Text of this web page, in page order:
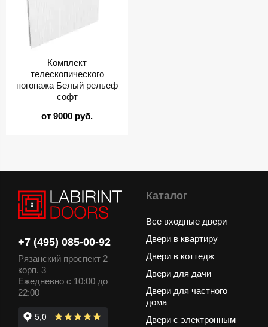
Комплект
телескопического
погонажа Белый рельеф
софт
от 9000 руб.
+7 (495) 085-00-92
Рязанский проспект 2
корп. 3
Ежедневно с 10:00 до
22:00
Каталог
Все входные двери
Двери в квартиру
Двери в коттедж
Двери для дачи
Двери для частного
дома
Двери с электронным